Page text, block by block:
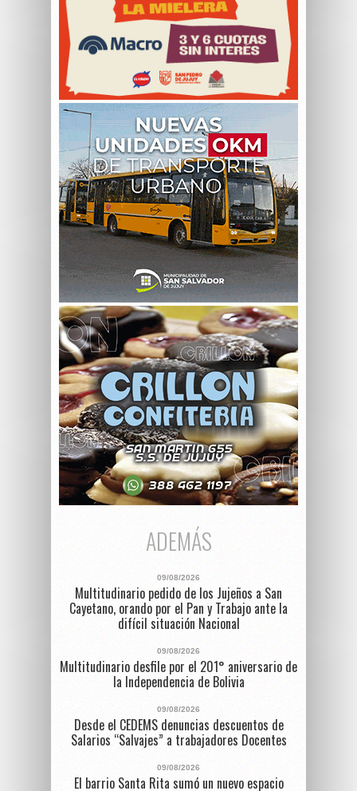
ADEMÁS
09/08/2026
Multitudinario pedido de los Jujeños a San
Cayetano, orando por el Pan y Trabajo ante la
difícil situación Nacional
09/08/2026
Multitudinario desfile por el 201° aniversario de
la Independencia de Bolivia
09/08/2026
Desde el CEDEMS denuncias descuentos de
Salarios “Salvajes” a trabajadores Docentes
09/08/2026
El barrio Santa Rita sumó un nuevo espacio